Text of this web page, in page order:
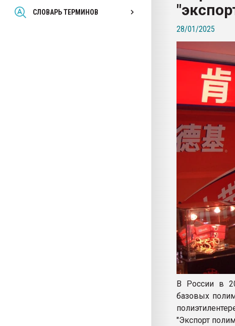
СЛОВАРЬ ТЕРМИНОВ
Всё, что касается выдува
28/01/2025
В России в
базовых
"Экспорт